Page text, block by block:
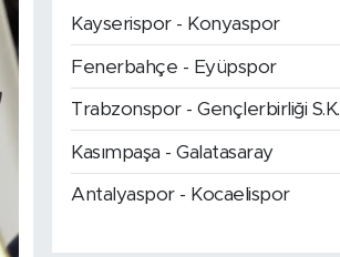
Kayserispor - Konyaspor
Fenerbahçe - Eyüpspor
Trabzonspor - Gençlerbirliği S.K.
Kasımpaşa - Galatasaray
Antalyaspor - Kocaelispor